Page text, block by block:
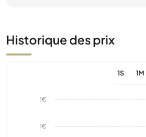
Historique des prix
1S 1M
1€
1€